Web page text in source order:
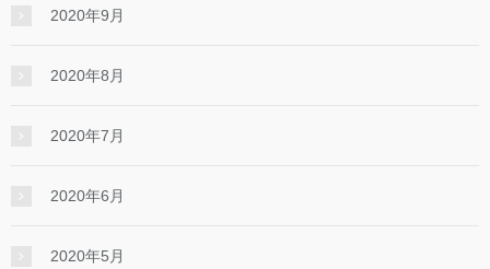
2020年9月
2020年8月
2020年7月
2020年6月
2020年5月